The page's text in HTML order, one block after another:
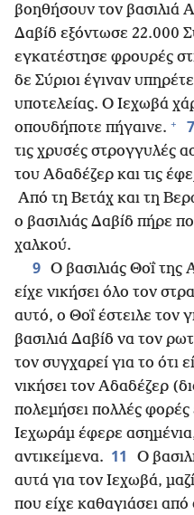
βοηθήσουν τον βασιλιά
Δαβίδ εξόντωσε 22.000
εγκατέστησε φρουρές
δε Σύριοι έγιναν
υποτελείας. Ο Ιεχωβά
οπουδήποτε πήγαινε. + 7
τις χρυσές στρογγυλές
του Αδαδέζερ και τις
Από τη Βετάχ και τη
ο βασιλιάς Δαβίδ πήρε
χαλκού.
9 Ο βασιλιάς Θοΐ της
είχε νικήσει όλο τον
αυτό, ο Θοΐ έστειλε τον
βασιλιά Δαβίδ να τον
τον συγχαρεί για το ότι
νικήσει τον Αδαδέζερ
πολεμήσει πολλές φορές
Ιεχωράμ έφερε
αντικείμενα. 11
Ο
αυτά για τον Ιεχωβά,
που είχε καθαγιάσει από